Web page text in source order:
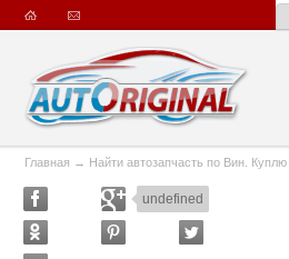
Главная → Найти автозапчасть по Вин.
undefined